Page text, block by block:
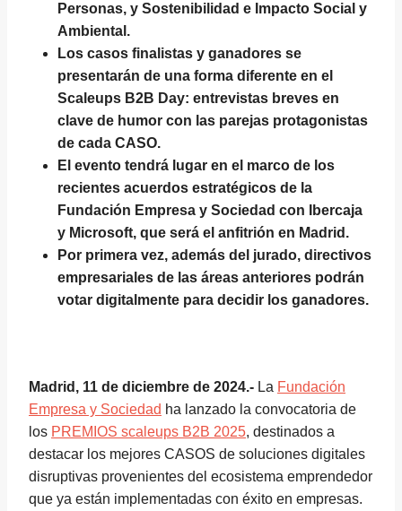
Personas, y Sostenibilidad e Impacto Social y
Ambiental.
Los casos finalistas y ganadores se
presentarán de una forma diferente en el
Scaleups B2B Day: entrevistas breves en
clave de humor con las parejas protagonistas
de cada CASO.
El evento tendrá lugar en el marco de los
recientes acuerdos estratégicos de la
Fundación Empresa y Sociedad con Ibercaja
y Microsoft, que será el anfitrión en Madrid.
Por primera vez, además del jurado, directivos
empresariales de las áreas anteriores podrán
votar digitalmente para decidir los ganadores.
Madrid, 11 de diciembre de 2024.- La Fundación
Empresa y Sociedad ha lanzado la convocatoria de
los PREMIOS scaleups B2B 2025, destinados a
destacar los mejores CASOS de soluciones digitales
disruptivas provenientes del ecosistema emprendedor
que ya están implementadas con éxito en empresas.